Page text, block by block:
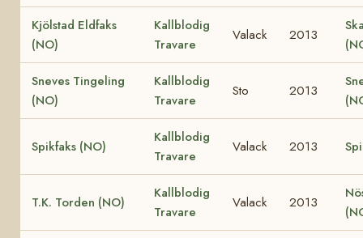
Kjölstad Eldfaks
(NO)
Kallblodig
Travare
Valack 2013
Sneves Tingeling
(NO)
Kallblodig
Travare
Sto 2013
Spikfaks (NO)
Kallblodig
Travare
Valack 2013
T.K. Torden (NO)
Kallblodig
Travare
Valack 2013